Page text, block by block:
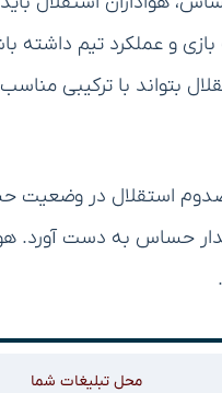
بازی و عملکرد تیم
بتواند با ترکیبی
استقلال در وضعیت
حساس به دست آورد.
محل تبلیغات شما